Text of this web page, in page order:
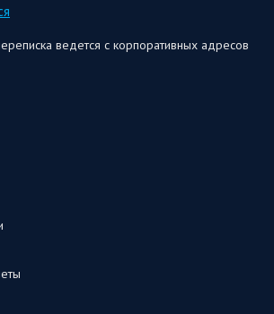
ведется с корпоративных адресов